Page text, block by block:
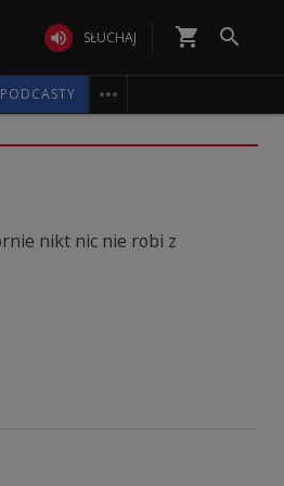
 SŁUCHAJ shopping_cart 
PODCASTY 
nikt nic nie robi z